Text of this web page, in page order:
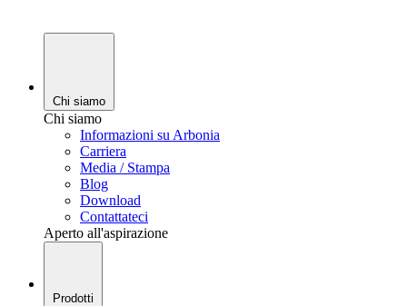
Chi siamo
Chi siamo
Informazioni su Arbonia
Carriera
Media / Stampa
Blog
Download
Contattateci
Aperto all'aspirazione
Prodotti